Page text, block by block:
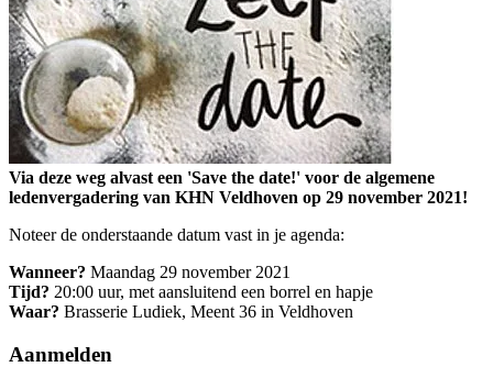
Via deze weg alvast een 'Save the date!' voor de algemene
ledenvergadering van KHN Veldhoven op 29 november 2021!
Noteer de onderstaande datum vast in je agenda:
Wanneer? Maandag 29 november 2021
Tijd? 20:00 uur, met aansluitend een borrel en hapje
Waar? Brasserie Ludiek, Meent 36 in Veldhoven
Aanmelden